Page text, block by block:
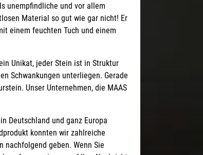
unempfindliche und vor allem
Material so gut wie gar nicht! Er
einem feuchten Tuch und einem
Unikat, jeder Stein ist in Struktur
Schwankungen unterliegen. Gerade
Unser Unternehmen, die MAAS
Deutschland und ganz Europa
konnten wir zahlreiche
nachfolgend geben. Wenn Sie